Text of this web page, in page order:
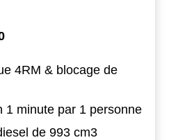
4RM & blocage de
1 minute par 1 personne
de 993 cm3